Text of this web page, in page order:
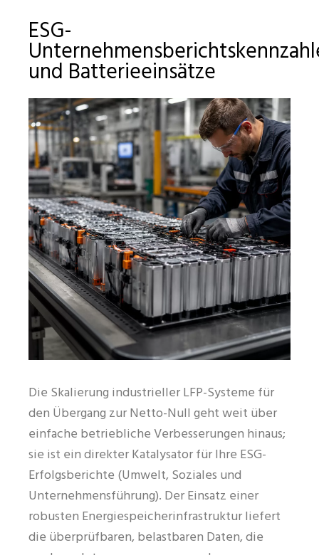
ESG-
und Batterieeinsätze
Die Skalierung industrieller LFP-Systeme für
den Übergang zur Netto-Null geht weit über
einfache betriebliche Verbesserungen hinaus;
sie ist ein direkter Katalysator für Ihre ESG-
Erfolgsberichte (Umwelt, Soziales und
Unternehmensführung). Der Einsatz einer
robusten Energiespeicherinfrastruktur liefert
die überprüfbaren, belastbaren Daten, die